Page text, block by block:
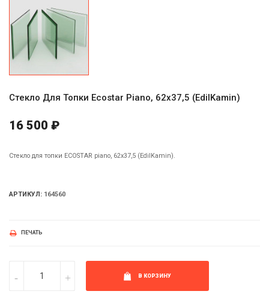
Стекло Для Топки Ecostar Piano, 62x37,5 (EdilKamin)
16 500 ₽
Стекло для топки ECOSTAR piano, 62x37,5 (EdilKamin).
АРТИКУЛ: 164560
ПЕЧАТЬ
В КОРЗИНУ